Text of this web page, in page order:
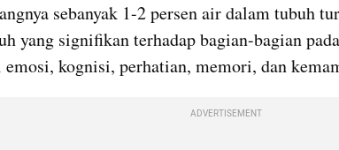
sebanyak 1-2 persen air dalam tubuh
yang signifikan terhadap bagian-bagian
emosi, kognisi, perhatian, memori, dan
ADVERTISEMENT